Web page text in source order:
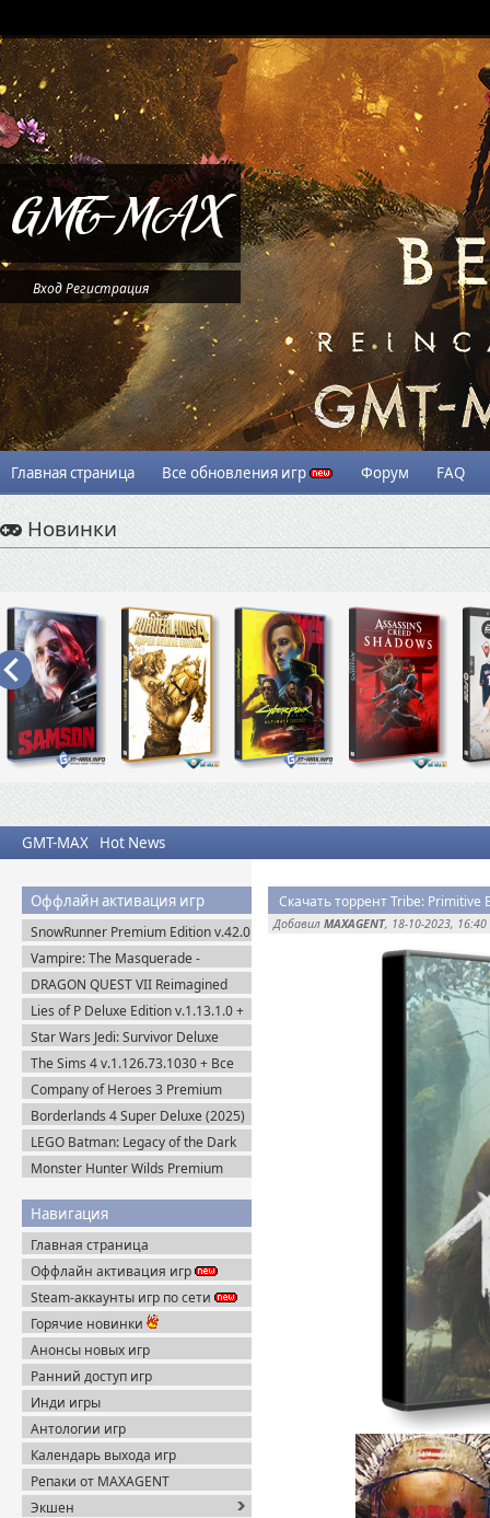
ВходРегистрация
Главная страница Все обновления игр Форум FAQ
Новинки
GMT-MAX Hot News
Оффлайн активация игр
SnowRunner Premium Edition v.42.0
+ Все DLC (2020) Пиратка
Vampire: The Masquerade -
Bloodlines 2 Premium Edition
v.53085 (2025) Portable
DRAGON QUEST VII Reimagined
v.1.1.1.0 + Все DLC (2026) Пиратка
Lies of P Deluxe Edition v.1.13.1.0 +
Все DLC (2023) Пиратка
Star Wars Jedi: Survivor Deluxe
Edition (2023) Steam-Rip
The Sims 4 v.1.126.73.1030 + Все
DLC (2014-2025) Portable
Company of Heroes 3 Premium
Edition (2023) RePack
Borderlands 4 Super Deluxe (2025)
Steam-Rip
LEGO Batman: Legacy of the Dark
Knight / ЛЕГО Бэтмен: Наследие
Тёмного Рыцаря (2026) Portable
Monster Hunter Wilds Premium
Навигация
Главная страница
Оффлайн активация игр
Steam-аккаунты игр по сети
Горячие новинки
Анонсы новых игр
Ранний доступ игр
Инди игры
Антологии игр
Календарь выхода игр
Репаки от MAXAGENT
Экшен
Скачать торрент Tribe: Primitive
Добавил MAXAGENT, 18-10-2023, 16:40